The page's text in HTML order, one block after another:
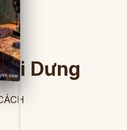
Dưng